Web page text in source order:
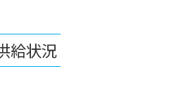
給状況